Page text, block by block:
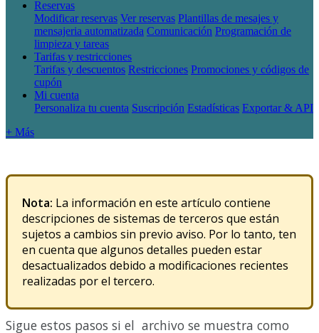
Reservas
Modificar reservas Ver reservas Plantillas de mesajes y
mensajeria automatizada Comunicación Programación de
limpieza y tareas
Tarifas y restricciones
Tarifas y descuentos Restricciones Promociones y códigos de
cupón
Mi cuenta
Personaliza tu cuenta Suscripción Estadísticas Exportar & API
+ Más
Nota: La información en este artículo contiene
descripciones de sistemas de terceros que están
sujetos a cambios sin previo aviso. Por lo tanto, ten
en cuenta que algunos detalles pueden estar
desactualizados debido a modificaciones recientes
realizadas porel tercero.
Sigue estos pasos si el archivo se muestra como